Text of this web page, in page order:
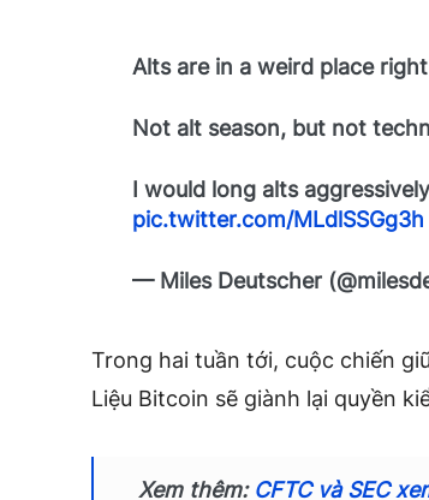
Alts are in a weird place
Not alt season, but not
I would long alts
pic.twitter.com/MLdlSSGg3h
— Miles Deutscher
Trong hai tuần tới, cuộc chiến
Liệu Bitcoin sẽ giành lại quyền
Xem thêm: CFTC và SEC